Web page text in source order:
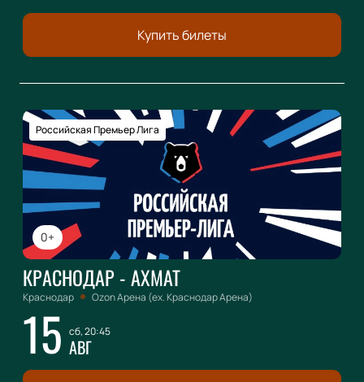
Купить билеты
0+
Российская Премьер Лига
КРАСНОДАР - АХМАТ
Краснодар Ozon Арена (ex. Краснодар Арена)
15 сб, 20:45
АВГ